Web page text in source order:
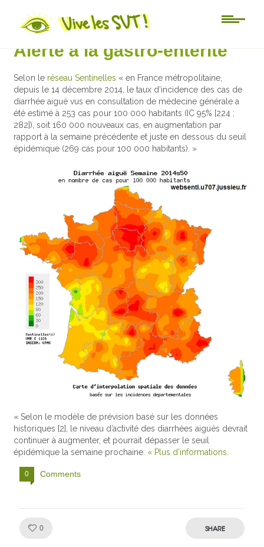
Actu-sciences
Alerte à la gastro-entérite
Selon le réseau Sentinelles « en France métropolitaine,
depuis le 14 décembre 2014, le taux d’incidence des cas de
diarrhée aiguë vus en consultation de médecine générale a
été estimé à 253 cas pour 100 000 habitants (IC 95% [224 ;
282]), soit 160 000 nouveaux cas, en augmentation par
rapport à la semaine précédente et juste en dessous du seuil
épidémique (269 cas pour 100 000 habitants). »
« Selon le modèle de prévision basé sur les données
historiques [2], le niveau d’activité des diarrhées aiguës devrait
continuer à augmenter, et pourrait dépasser le seuil
épidémique la semaine prochaine. « Plus d’informations.
0 Comments
0 SHARE